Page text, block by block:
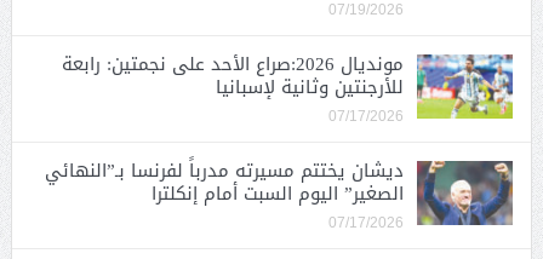
07/19/2026
مونديال 2026:صراع الأحد على نجمتين: رابعة
للأرجنتين وثانية لإسبانيا
07/17/2026
ديشان يختتم مسيرته مدرباً لفرنسا بـ”النهائي
الصغير” اليوم السبت أمام إنكلترا
07/17/2026